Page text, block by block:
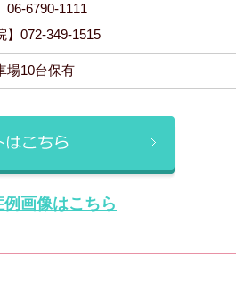
06-6790-1111
】072-349-1515
場10台保有
画像はこちら